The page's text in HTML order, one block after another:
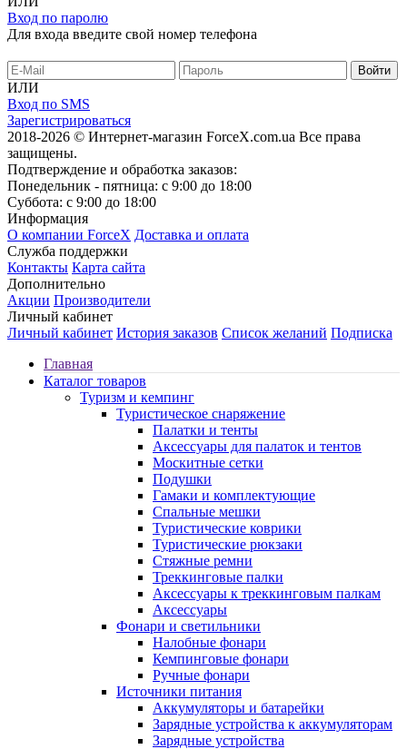
Вход по паролю
Для входа введите свой номер телефона
ИЛИ
Вход по SMS
Зарегистрироваться
2018-2026 © Интернет-магазин ForceX.com.ua Все права
защищены.
Подтверждение и обработка заказов:
Понедельник - пятница: с 9:00 до 18:00
Суббота: с 9:00 до 18:00
Информация
О компании ForceX Доставка и оплата
Служба поддержки
Контакты Карта сайта
Дополнительно
Акции Производители
Личный кабинет
Личный кабинет История заказов Список желаний Подписка
Главная
Каталог товаров
Туризм и кемпинг
Туристическое снаряжение
Палатки и тенты
Аксессуары для палаток и тентов
Москитные сетки
Подушки
Гамаки и комплектующие
Спальные мешки
Туристические коврики
Туристические рюкзаки
Стяжные ремни
Треккинговые палки
Аксессуары к треккинговым палкам
Аксессуары
Фонари и светильники
Налобные фонари
Кемпинговые фонари
Ручные фонари
Источники питания
Аккумуляторы и батарейки
Зарядные устройства к аккумуляторам
Зарядные устройства